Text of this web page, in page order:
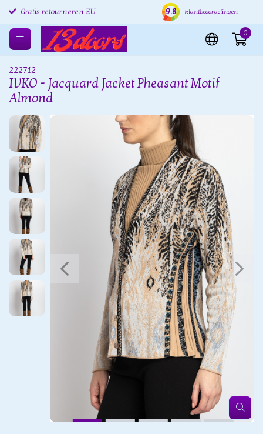
Gratis retourneren EU Verzending binnen 24 uur
9.8 klantbeoordelingen
0
222712
IVKO - Jacquard Jacket Pheasant Motif
Almond